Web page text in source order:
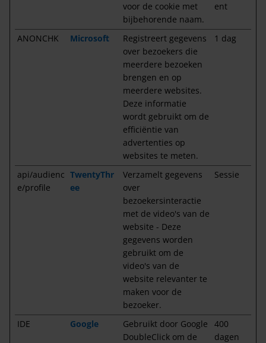
voor de cookie met
bijbehorende naam.
ent
ANONCHK Microsoft
Registreert gegevens
over bezoekers die
meerdere bezoeken
brengen en op
meerdere websites.
Deze informatie
wordt gebruikt om de
efficiëntie van
advertenties op
websites te meten.
1 dag
api/audienc
e/profile
TwentyThr
ee
Verzamelt gegevens
over
bezoekersinteractie
met de video's van de
website - Deze
gegevens worden
gebruikt om de
video's van de
website relevanter te
maken voor de
bezoeker.
Sessie
IDE Google
Gebruikt door Google
DoubleClick om de
400
dagen